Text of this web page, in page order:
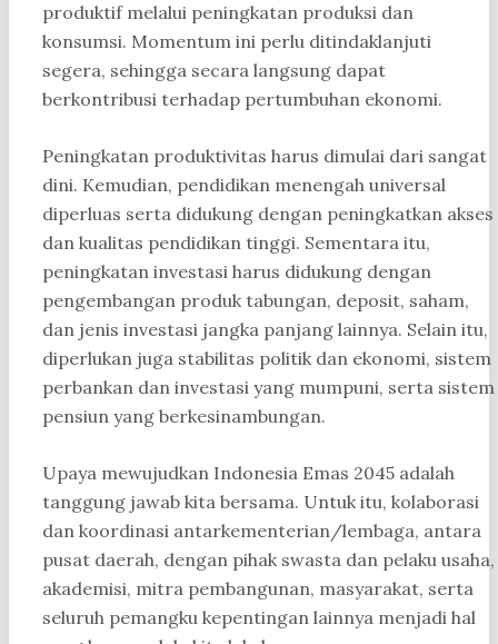
produktif melalui peningkatan produksi dan
konsumsi. Momentum ini perlu ditindaklanjuti
segera, sehingga secara langsung dapat
berkontribusi terhadap pertumbuhan ekonomi.
Peningkatan produktivitas harus dimulai dari sangat
dini. Kemudian, pendidikan menengah universal
diperluas serta didukung dengan peningkatkan akses
dan kualitas pendidikan tinggi. Sementara itu,
peningkatan investasi harus didukung dengan
pengembangan produk tabungan, deposit, saham,
dan jenis investasi jangka panjang lainnya. Selain itu,
diperlukan juga stabilitas politik dan ekonomi, sistem
perbankan dan investasi yang mumpuni, serta sistem
pensiun yang berkesinambungan.
Upaya mewujudkan Indonesia Emas 2045 adalah
tanggung jawab kita bersama. Untuk itu, kolaborasi
dan koordinasi antarkementerian/lembaga, antara
pusat daerah, dengan pihak swasta dan pelaku usaha,
akademisi, mitra pembangunan, masyarakat, serta
seluruh pemangku kepentingan lainnya menjadi hal